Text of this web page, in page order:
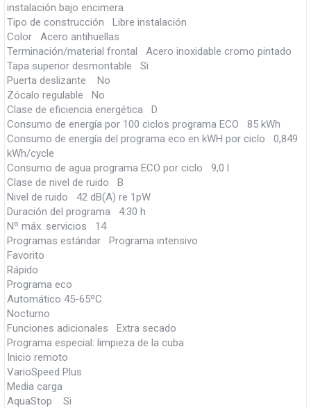
instalación bajo encimera
Tipo de construcción Libre instalación
Color Acero antihuellas
Terminación/material frontal Acero inoxidable cromo pintado
Tapa superior desmontable Si
Puerta deslizante No
Zócalo regulable No
Clase de eficiencia energética D
Consumo de energía por 100 ciclos programa ECO 85 kWh
Consumo de energía del programa eco en kWH por ciclo 0,849
kWh/cycle
Consumo de agua programa ECO por ciclo 9,0 l
Clase de nivel de ruido B
Nivel de ruido 42 dB(A) re 1pW
Duración del programa 4:30 h
Nº máx. servicios 14
Programas estándar Programa intensivo
Favorito
Rápido
Programa eco
Automático 45-65ºC
Nocturno
Funciones adicionales Extra secado
Programa especial: limpieza de la cuba
Inicio remoto
VarioSpeed Plus
Media carga
AquaStop Si